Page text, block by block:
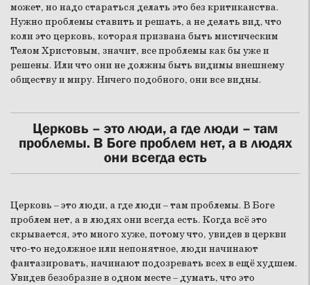
может, но надо стараться делать это без критиканства.
Нужно проблемы ставить и решать, а не делать вид, что
коли это церковь, которая призвана быть мистическим
Телом Христовым, значит, все проблемы как бы уже и
решены. Или что они не должны быть видимы внешнему
обществу и миру. Ничего подобного, они все видны.
Церковь – это люди, а где люди – там
проблемы. В Боге проблем нет, а в людях
они всегда есть
Церковь – это люди, а где люди – там проблемы. В Боге
проблем нет, а в людях они всегда есть. Когда всё это
скрывается, это много хуже, потому что, увидев в церкви
что-то недолжное или непонятное, люди начинают
фантазировать, начинают подозревать всех в ещё худшем.
Увидев безобразие в одном месте – думать, что это